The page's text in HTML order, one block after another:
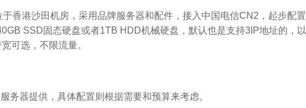
香港沙田机房，采用品牌服务器和配件，接入中国电信CN2，起步配置
SSD固态硬盘或者1TB HDD机械硬盘，默认也是支持3IP地址的，以
可选，不限流量。
务器提供，具体配置则根据需要和预算来考虑。